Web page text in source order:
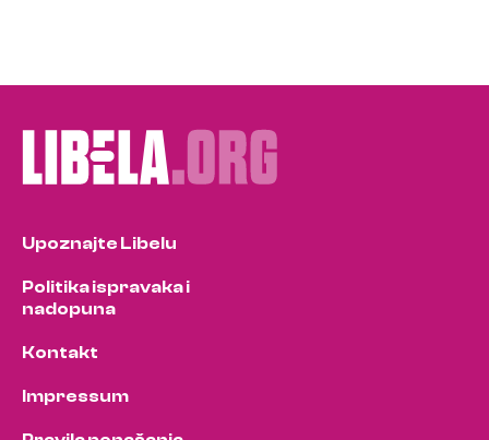
Upoznajte Libelu
Politika ispravaka i
nadopuna
Kontakt
Impressum